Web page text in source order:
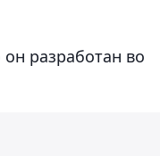
разработан во